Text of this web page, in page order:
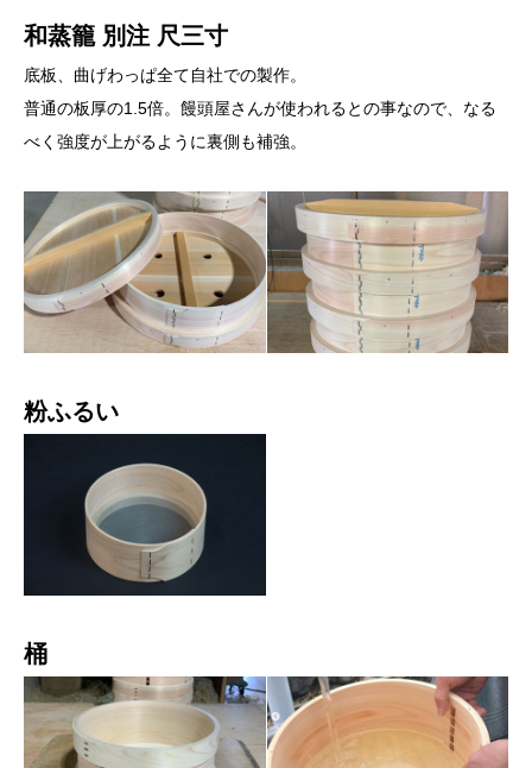
和蒸籠 別注 尺三寸
底板、曲げわっぱ全て自社での製作。
普通の板厚の1.5倍。饅頭屋さんが使われるとの事なので、なる
べく強度が上がるように裏側も補強。
粉ふるい
桶